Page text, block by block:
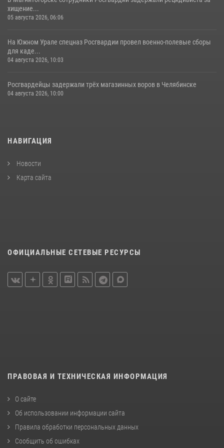
хищение...
05 августа 2026, 06:06
На Южном Урале спецназ Росгвардии провел военно-полевые сборы
для каде...
04 августа 2026, 10:03
Росгвардейцы задержали трёх магазинных воров в Челябинске
04 августа 2026, 10:00
НАВИГАЦИЯ
Новости
Карта сайта
ОФИЦИАЛЬНЫЕ СЕТЕВЫЕ РЕСУРСЫ
ПРАВОВАЯ И ТЕХНИЧЕСКАЯ ИНФОРМАЦИЯ
О сайте
Об использовании информации сайта
Правила обработки персональных данных
Сообщить об ошибках